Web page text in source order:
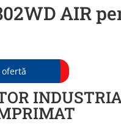
AIR
ofertă